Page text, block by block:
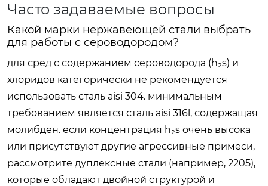
Часто задаваемые вопросы
Какой марки нержавеющей стали выбрать
для работы с сероводородом?
для сред с содержанием сероводорода (h₂s) и
хлоридов категорически не рекомендуется
использовать сталь aisi 304. минимальным
требованием является сталь aisi 316l, содержащая
молибден. если концентрация h₂s очень высока
или присутствуют другие агрессивные примеси,
рассмотрите дуплексные стали (например, 2205),
которые обладают двойной структурой и